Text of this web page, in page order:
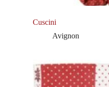
Cuscini
Avignon